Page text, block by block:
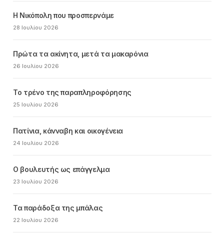
Η Νικόπολη που προσπερνάμε
28 Ιουλίου 2026
Πρώτα τα ακίνητα, μετά τα μακαρόνια
26 Ιουλίου 2026
Το τρένο της παραπληροφόρησης
25 Ιουλίου 2026
Πατίνια, κάνναβη και οικογένεια
24 Ιουλίου 2026
Ο βουλευτής ως επάγγελμα
23 Ιουλίου 2026
Τα παράδοξα της μπάλας
22 Ιουλίου 2026